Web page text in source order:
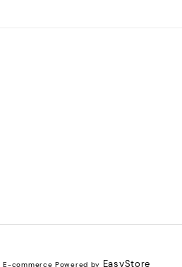
E-commerce Powered by EasyStore